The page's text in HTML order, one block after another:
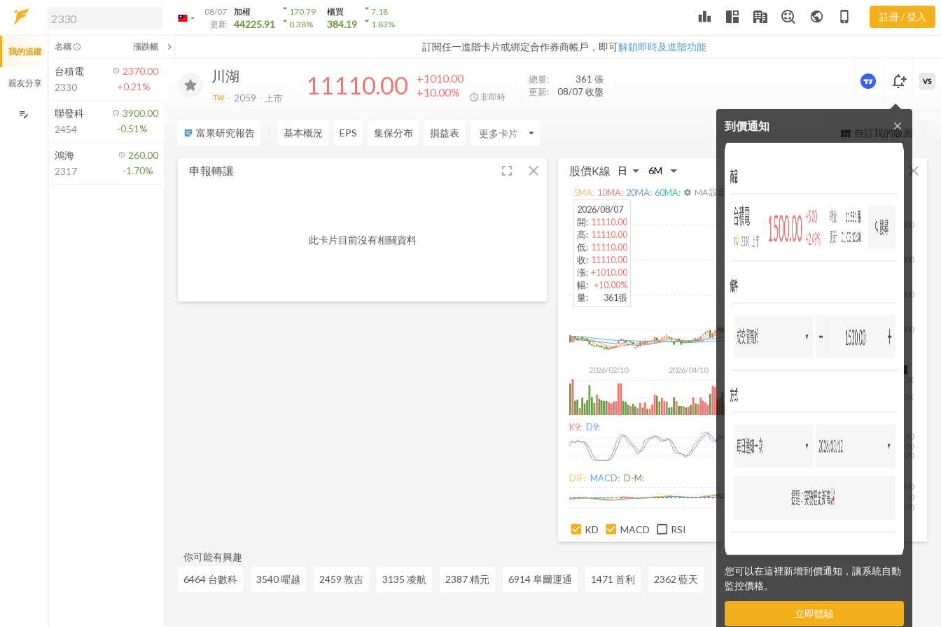
arrow_drop_down
08/07
更新
加權
44225.91
arrow_drop_down170.79
arrow_drop_down0.38%
櫃買
384.19
arrow_drop_down7.18
arrow_drop_down1.83% leaderboard public phone_iphone 註冊 / 登入
訂閱任一進階卡片或綁定合作券商帳戶，即可解鎖即時及進階功能
解鎖即時行情及進階功能
方案」，即可解鎖以下功能：
即時行情
即時市況與排行
成交金額熱力圖
前往方案訂閱
如何綁定合作券商
讓
川湖
TW 2059 上市 11110.00
+1010.00
+10.00%
非即時
總量: 361 張
更新:
08/07 收盤
更強大的進階價量圖表
notification_add
到價通知
您可以在這裡新增到價通知，讓系統自動
監控價格。
立即體驗
close
VS
sticky_note_2 富果研究報告 基本概況 EPS 集保分布 損益表 arrow_drop_down view_quilt 自訂我的版面
申報轉讓 fullscreen close
此卡片目前沒有相關資料
股價K線 close
2026/02/10 2026/04/10
4,000
6,000
8,000
10,000
2026/08/07
1K
2K
2026/08/07
開: 11110.00
高: 11110.00
低: 11110.00
收: 11110.00
漲: +1010.00
幅: +10.00%
量: 361張
5MA: 10MA: 20MA: 60MA: settings MA 設定
K9: D9:
20
50
80
DIF: MACD: D-M:
-500
0
500
KD MACD RSI
你可能有興趣
6464 台數科
3540 曜越 2459 敦吉 3135 凌航 2387 精元 6914 阜爾運通 1471 首利 2362 藍天
我的追蹤
親友分享
edit_note
名稱 info_outline 漲跌幅 chevron_left
台積電
2330
2370.00
+0.21%
聯發科
2454
3900.00
-0.51%
鴻海
2317
260.00
-1.70%